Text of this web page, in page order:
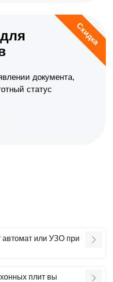
Скидка
для
документа,
статус
автомат или УЗО при
плит вы